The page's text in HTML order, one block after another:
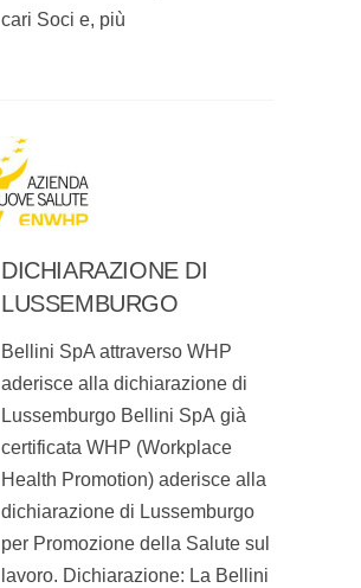
cari Soci e, più
DICHIARAZIONE DI
LUSSEMBURGO
Bellini SpA attraverso WHP
aderisce alla dichiarazione di
Lussemburgo Bellini SpA già
certificata WHP (Workplace
Health Promotion) aderisce alla
dichiarazione di Lussemburgo
per Promozione della Salute sul
lavoro. Dichiarazione: La Bellini